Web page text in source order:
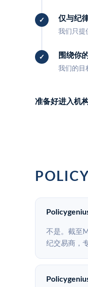
仅与纪
我们只提
围绕你
我们的目
准备好进入机
不是。截至
纪交易商，